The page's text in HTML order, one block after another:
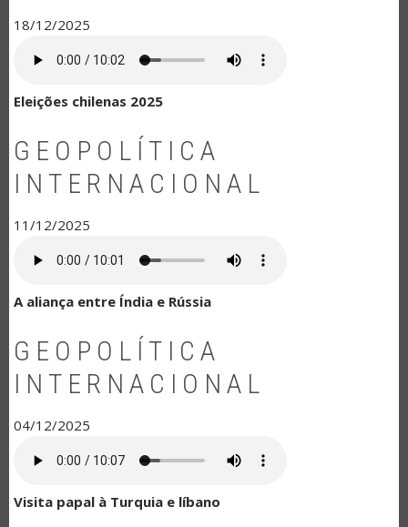
18/12/2025
Eleições chilenas 2025
GEOPOLÍTICA
INTERNACIONAL
11/12/2025
A aliança entre Índia e Rússia
GEOPOLÍTICA
INTERNACIONAL
04/12/2025
Visita papal à Turquia e líbano